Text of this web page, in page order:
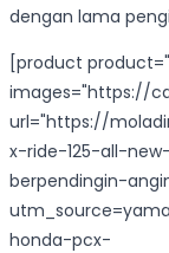
dengan lama
[product
images="https://
url="https://
x-ride-125-all-
berpendingin-
honda-pcx-